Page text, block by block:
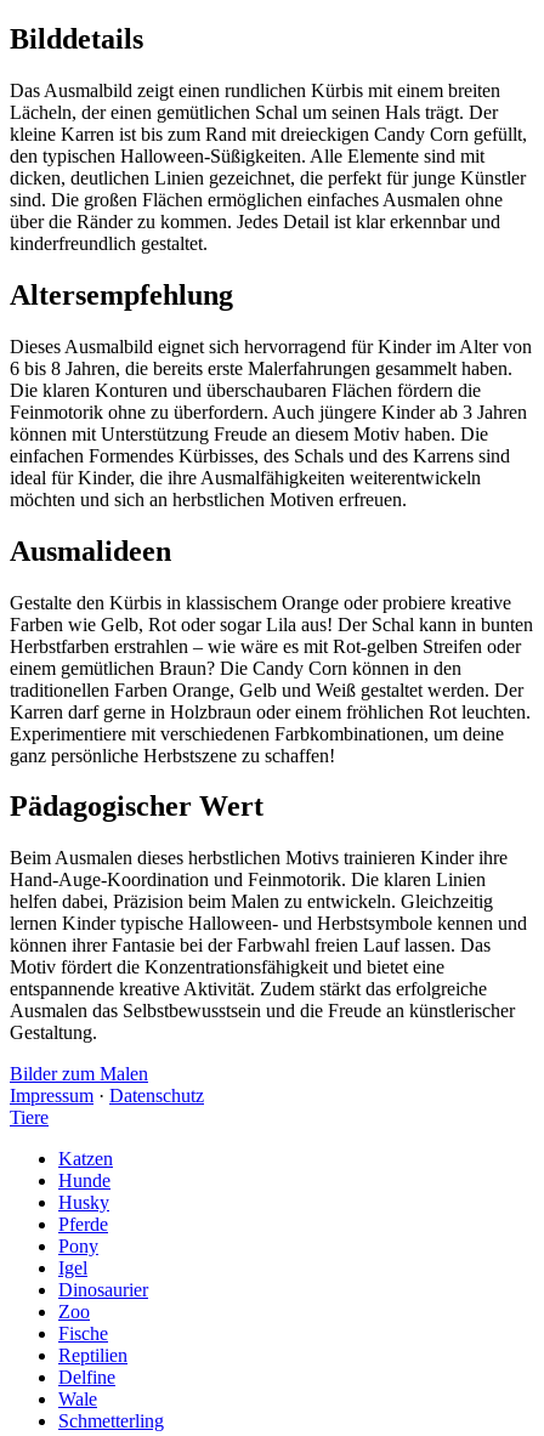
Bilddetails
Das Ausmalbild zeigt einen rundlichen Kürbis mit einem breiten
Lächeln, der einen gemütlichen Schal um seinen Hals trägt. Der
kleine Karren ist bis zum Rand mit dreieckigen Candy Corn gefüllt,
den typischen Halloween-Süßigkeiten. Alle Elemente sind mit
dicken, deutlichen Linien gezeichnet, die perfekt für junge Künstler
sind. Die großen Flächen ermöglichen einfaches Ausmalen ohne
über die Ränder zu kommen. Jedes Detail ist klar erkennbar und
kinderfreundlich gestaltet.
Altersempfehlung
Dieses Ausmalbild eignet sich hervorragend für Kinder im Alter von
6 bis 8 Jahren, die bereits erste Malerfahrungen gesammelt haben.
Die klaren Konturen und überschaubaren Flächen fördern die
Feinmotorik ohne zu überfordern. Auch jüngere Kinder ab 3 Jahren
können mit Unterstützung Freude an diesem Motiv haben. Die
einfachen Formendes Kürbisses, des Schals und des Karrens sind
ideal für Kinder, die ihre Ausmalfähigkeiten weiterentwickeln
möchten und sich an herbstlichen Motiven erfreuen.
Ausmalideen
Gestalte den Kürbis in klassischem Orange oder probiere kreative
Farben wie Gelb, Rot oder sogar Lila aus! Der Schal kann in bunten
Herbstfarben erstrahlen – wie wäre es mit Rot-gelben Streifen oder
einem gemütlichen Braun? Die Candy Corn können in den
traditionellen Farben Orange, Gelb und Weiß gestaltet werden. Der
Karren darf gerne in Holzbraun oder einem fröhlichen Rot leuchten.
Experimentiere mit verschiedenen Farbkombinationen, um deine
ganz persönliche Herbstszene zu schaffen!
Pädagogischer Wert
Beim Ausmalen dieses herbstlichen Motivs trainieren Kinder ihre
Hand-Auge-Koordination und Feinmotorik. Die klaren Linien
helfen dabei, Präzision beim Malen zu entwickeln. Gleichzeitig
lernen Kinder typische Halloween- und Herbstsymbole kennen und
können ihrer Fantasie bei der Farbwahl freien Lauf lassen. Das
Motiv fördert die Konzentrationsfähigkeit und bietet eine
entspannende kreative Aktivität. Zudem stärkt das erfolgreiche
Ausmalen das Selbstbewusstsein und die Freude an künstlerischer
Gestaltung.
Bilder zum Malen
Impressum · Datenschutz
Tiere
Katzen
Hunde
Husky
Pferde
Pony
Igel
Dinosaurier
Zoo
Fische
Reptilien
Delfine
Wale
Schmetterling